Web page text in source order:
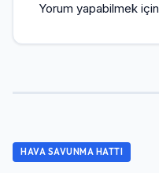
Yorum yapabilmek için
HAVA SAVUNMA HATTI